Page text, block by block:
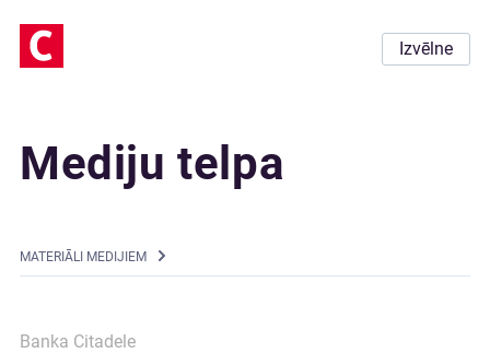
Izvēlne
Mediju telpa
MATERIĀLI MEDIJIEM
Banka Citadele